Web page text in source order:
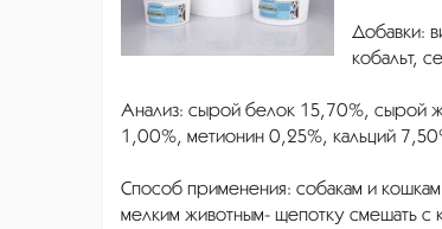
Добавки:
кобальт,
Анализ: сырой белок 15,70%, сырой
1,00%, метионин 0,25%, кальций
Способ применения: собакам и
мелким животным- щепотку смешать с